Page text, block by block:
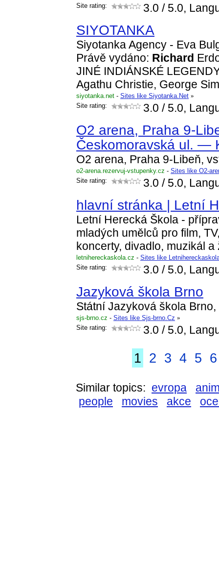
Site rating:
3.0 / 5.0,
SIYOTANKA
Siyotanka Agency - Eva
Právě vydáno: Richard
JINÉ INDIÁNSKÉ
Agathu Christie, George
siyotanka.net - Sites like Siyotanka.Net »
Site rating:
3.0 / 5.0,
O2 arena, Praha 9-
Českomoravská ul. —
O2 arena, Praha 9-Libeň,
o2-arena.rezervuj-vstupenky.cz - Sites like O2-
Site rating:
3.0 / 5.0,
hlavní stránka | Letní
Letní Herecká Škola -
mladých umělců pro film,
koncerty, divadlo, muzikál
letnihereckaskola.cz - Sites like
Site rating:
3.0 / 5.0,
Jazyková škola Brno
Státní Jazyková škola
sjs-brno.cz - Sites like Sjs-brno.Cz »
Site rating:
3.0 / 5.0,
1 2 3 4 5 6
Similar topics: evropa
people
movies akce